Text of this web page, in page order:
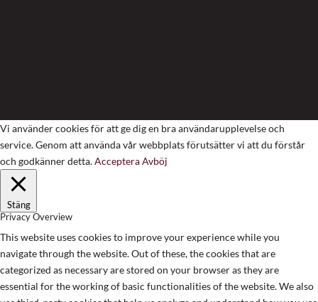
Vi använder cookies för att ge dig en bra användarupplevelse och
service. Genom att använda vår webbplats förutsätter vi att du förstår
och godkänner detta.AccepteraAvböj
Stäng
Privacy Overview
This website uses cookies to improve your experience while you
navigate through the website. Out of these, the cookies that are
categorized as necessary are stored on your browser as they are
essential for the working of basic functionalities of the website. We also